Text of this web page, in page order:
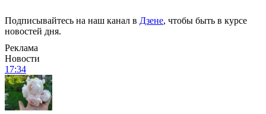
Подписывайтесь на наш канал в Дзене, чтобы быть в курсе
новостей дня.
Реклама
Новости
17:34